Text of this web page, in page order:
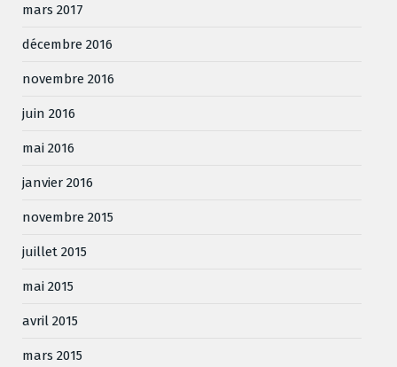
mars 2017
décembre 2016
novembre 2016
juin 2016
mai 2016
janvier 2016
novembre 2015
juillet 2015
mai 2015
avril 2015
mars 2015